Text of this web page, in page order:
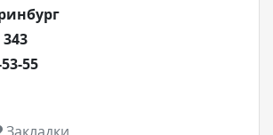
343
55
Закладки